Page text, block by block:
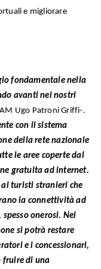
e migliorare
fondamentale nella
avanti nei nostri
Ugo Patroni Griffi-.
con il sistema
della rete nazionale
le aree coperte dal
gratuita ad internet.
turisti stranieri che
la connettività ad
onerosi. Nei
si potrà restare
e i concessionari,
fruire di una